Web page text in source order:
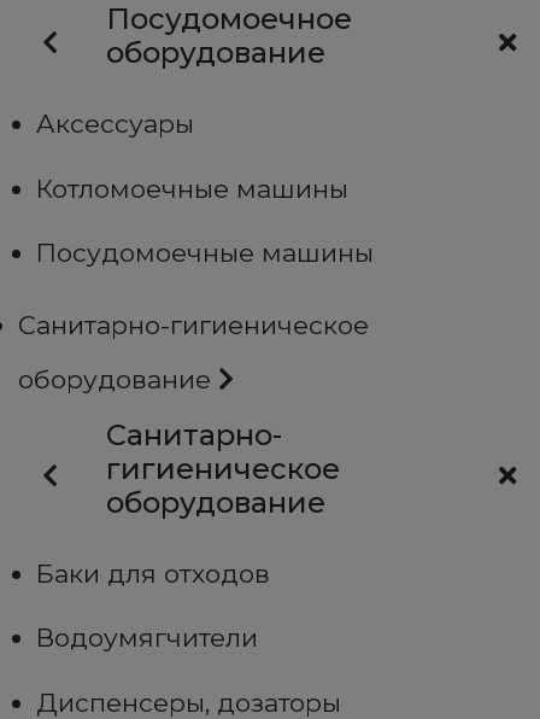
Посудомоечное
оборудование
Аксессуары
Котломоечные машины
Посудомоечные машины
Санитарно-гигиеническое
оборудование
Санитарно-
гигиеническое
оборудование
Баки для отходов
Водоумягчители
Диспенсеры, дозаторы